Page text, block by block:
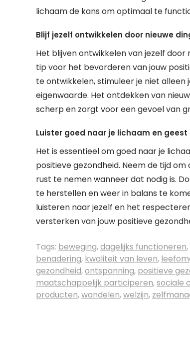
lichaam de kans om optimaal te
Blijf jezelf ontwikkelen door nieuwe
Het blijven ontwikkelen van jezelf
tip voor het bevorderen van jouw
te ontwikkelen, stimuleer je niet alleen
eigenwaarde. Het ontdekken van
scherp en zorgt voor een gevoel van
Luister goed naar je lichaam en
Het is essentieel om goed naar je
positieve gezondheid. Neem de tijd
rust te nemen wanneer dat nodig is.
te herstellen en weer in balans te
luisteren naar jezelf en het
versterken van jouw positieve
Tags: beweging,dagelijks functioneren,
benadering, kwaliteit van leven,
gezondheid,ontspanning, positieve
maatschappelijk participeren,sociale
producten,wandelen,welzijn,